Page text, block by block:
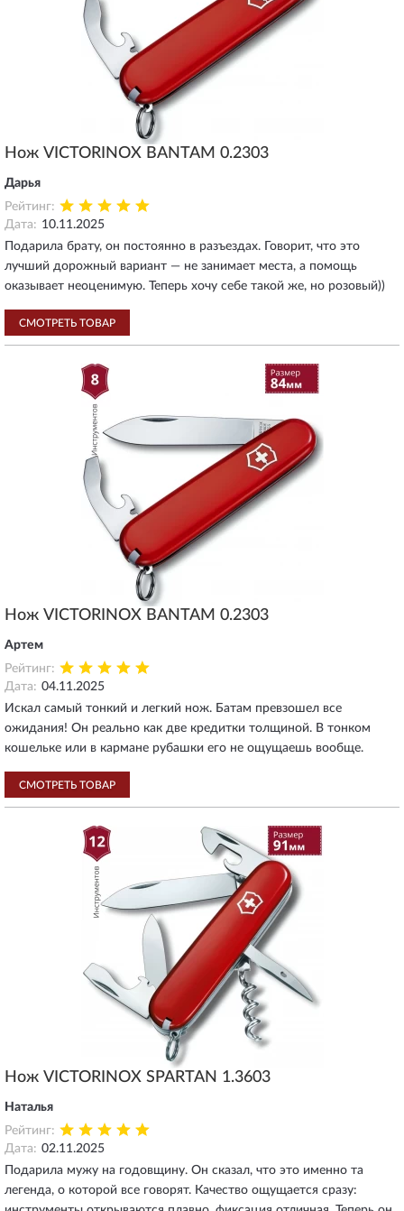
Нож VICTORINOX BANTAM 0.2303
Дарья
Рейтинг:
Дата: 10.11.2025
Подарила брату, он постоянно в разъездах. Говорит, что это
лучший дорожный вариант — не занимает места, а помощь
оказывает неоценимую. Теперь хочу себе такой же, но розовый))
СМОТРЕТЬ ТОВАР
Нож VICTORINOX BANTAM 0.2303
Артем
Рейтинг:
Дата: 04.11.2025
Искал самый тонкий и легкий нож. Батам превзошел все
ожидания! Он реально как две кредитки толщиной. В тонком
кошельке или в кармане рубашки его не ощущаешь вообще.
СМОТРЕТЬ ТОВАР
Нож VICTORINOX SPARTAN 1.3603
Наталья
Рейтинг:
Дата: 02.11.2025
Подарила мужу на годовщину. Он сказал, что это именно та
легенда, о которой все говорят. Качество ощущается сразу: